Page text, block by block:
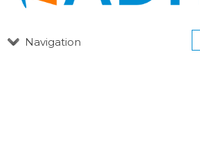
Navigation